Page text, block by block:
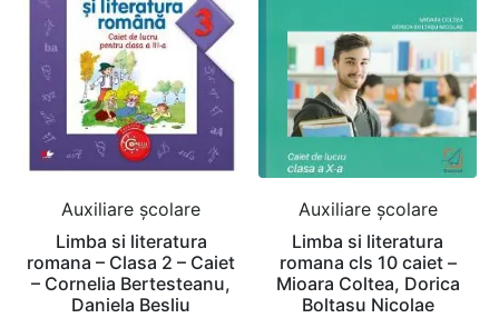
Auxiliare şcolare
Limba si literatura
romana – Clasa 2 – Caiet
– Cornelia Bertesteanu,
Daniela Besliu
Auxiliare şcolare
Limba si literatura
romana cls 10 caiet –
Mioara Coltea, Dorica
Boltasu Nicolae